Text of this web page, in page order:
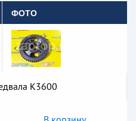
ФОТО
K3600